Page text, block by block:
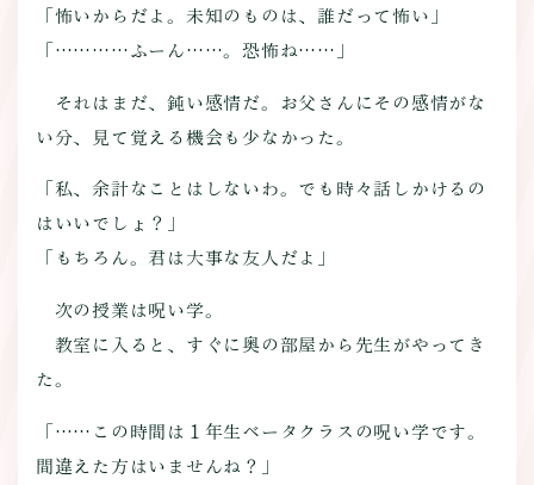
「怖いからだよ。未知のものは、誰だって怖い」
「…………ふーん……。恐怖ね……」
それはまだ、鈍い感情だ。お父さんにその感情がな
い分、見て覚える機会も少なかった。
「私、余計なことはしないわ。でも時々話しかけるの
はいいでしょ？」
「もちろん。君は大事な友人だよ」
次の授業は呪い学。
教室に入ると、すぐに奥の部屋から先生がやってき
た。
「……この時間は１年生ベータクラスの呪い学です。
間違えた方はいませんね？」